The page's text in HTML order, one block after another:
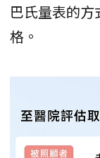
巴氏量表的
格。